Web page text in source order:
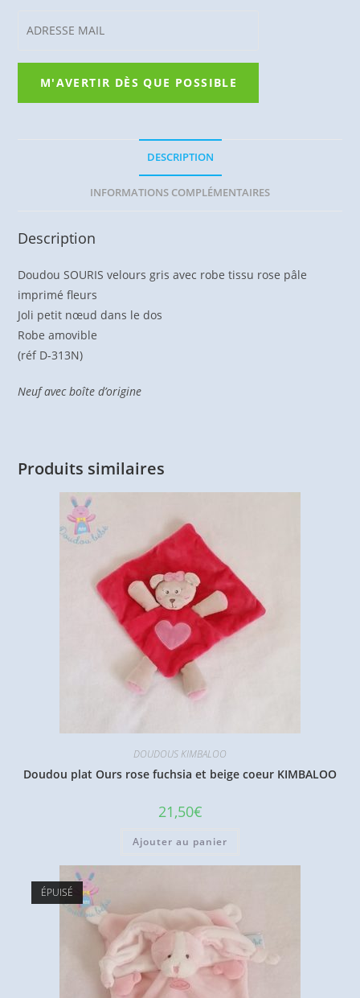
DESCRIPTION
INFORMATIONS COMPLÉMENTAIRES
Description
Doudou SOURIS velours gris avec robe tissu rose pâle
imprimé fleurs
Joli petit nœud dans le dos
Robe amovible
(réf D-313N)
Neuf avec boîte d’origine
Produits similaires
DOUDOUS KIMBALOO
Doudou plat Ours rose fuchsia et beige coeur KIMBALOO
21,50€
Ajouter au panier
ÉPUISÉ